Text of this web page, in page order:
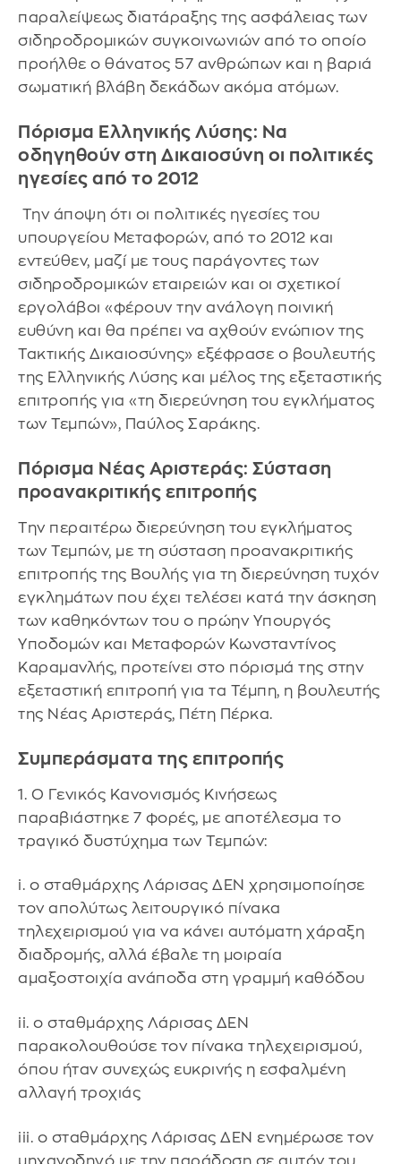
παραλείψεως διατάραξης της ασφάλειας των
σιδηροδρομικών συγκοινωνιών από το οποίο
προήλθε ο θάνατος 57 ανθρώπων και η βαριά
σωματική βλάβη δεκάδων ακόμα ατόμων.
Πόρισμα Ελληνικής Λύσης: Να
οδηγηθούν στη Δικαιοσύνη οι πολιτικές
ηγεσίες από το 2012
Την άποψη ότι οι πολιτικές ηγεσίες του
υπουργείου Μεταφορών, από το 2012 και
εντεύθεν, μαζί με τους παράγοντες των
σιδηροδρομικών εταιρειών και οι σχετικοί
εργολάβοι «φέρουν την ανάλογη ποινική
ευθύνη και θα πρέπει να αχθούν ενώπιον της
Τακτικής Δικαιοσύνης» εξέφρασε ο βουλευτής
της Ελληνικής Λύσης και μέλος της εξεταστικής
επιτροπής για «τη διερεύνηση του εγκλήματος
των Τεμπών», Παύλος Σαράκης.
Πόρισμα Νέας Αριστεράς: Σύσταση
προανακριτικής επιτροπής
Την περαιτέρω διερεύνηση του εγκλήματος
των Τεμπών, με τη σύσταση προανακριτικής
επιτροπής της Βουλής για τη διερεύνηση τυχόν
εγκλημάτων που έχει τελέσει κατά την άσκηση
των καθηκόντων του ο πρώην Υπουργός
Υποδομών και Μεταφορών Κωνσταντίνος
Καραμανλής, προτείνει στο πόρισμά της στην
εξεταστική επιτροπή για τα Τέμπη, η βουλευτής
της Νέας Αριστεράς, Πέτη Πέρκα.
Συμπεράσματα της επιτροπής
1. Ο Γενικός Κανονισμός Κινήσεως
παραβιάστηκε 7 φορές, με αποτέλεσμα το
τραγικό δυστύχημα των Τεμπών:
i. ο σταθμάρχης Λάρισας ΔΕΝ χρησιμοποίησε
τον απολύτως λειτουργικό πίνακα
τηλεχειρισμού για να κάνει αυτόματη χάραξη
διαδρομής, αλλά έβαλε τη μοιραία
αμαξοστοιχία ανάποδα στη γραμμή καθόδου
ii. ο σταθμάρχης Λάρισας ΔΕΝ
παρακολουθούσε τον πίνακα τηλεχειρισμού,
όπου ήταν συνεχώς ευκρινής η εσφαλμένη
αλλαγή τροχιάς
iii. ο σταθμάρχης Λάρισας ΔΕΝ ενημέρωσε τον
μηχανοδηγό με την παράδοση σε αυτόν του